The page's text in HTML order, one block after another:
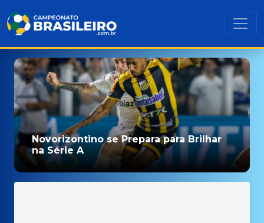
Novorizontino se Prepara para Brilhar
na Série A